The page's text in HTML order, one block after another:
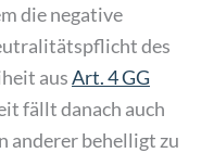
die negative
des
ausArt. 4 GG
fällt danach auch
anderer behelligt zu